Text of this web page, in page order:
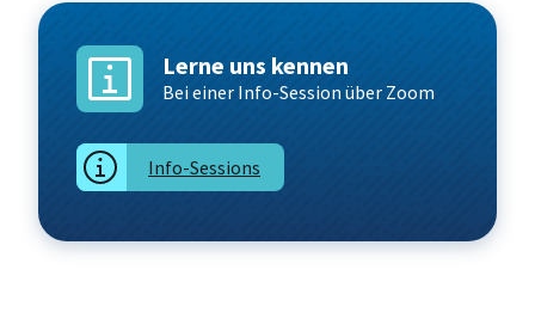
Lerne uns kennen
Bei einer Info-Session über Zoom
Info-Sessions